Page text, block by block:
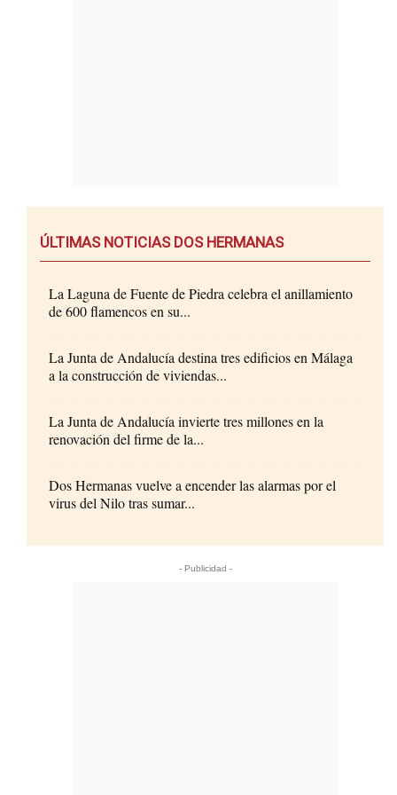
ÚLTIMAS NOTICIAS DOS HERMANAS
La Laguna de Fuente de Piedra celebra el anillamiento
de 600 flamencos en su...
La Junta de Andalucía destina tres edificios en Málaga
a la construcción de viviendas...
La Junta de Andalucía invierte tres millones en la
renovación del firme de la...
Dos Hermanas vuelve a encender las alarmas por el
virus del Nilo tras sumar...
- Publicidad -